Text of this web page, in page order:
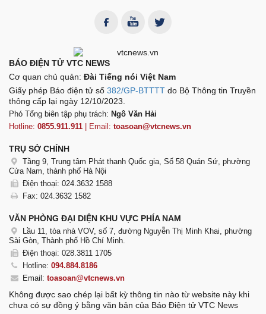
BÁO ĐIỆN TỬ VTC NEWS
Cơ quan chủ quản: Đài Tiếng nói Việt Nam
Giấy phép Báo điện tử số 382/GP-BTTTT do Bộ Thông tin Truyền
thông cấp lại ngày 12/10/2023.
Phó Tổng biên tập phụ trách: Ngô Văn Hải
Hotline: 0855.911.911 | Email: toasoan@vtcnews.vn
TRỤ SỞ CHÍNH
Tầng 9, Trung tâm Phát thanh Quốc gia, Số 58 Quán Sứ, phường
Cửa Nam, thành phố Hà Nội
Điện thoại: 024.3632 1588
Fax: 024.3632 1582
VĂN PHÒNG ĐẠI DIỆN KHU VỰC PHÍA NAM
Lầu 11, tòa nhà VOV, số 7, đường Nguyễn Thị Minh Khai, phường
Sài Gòn, Thành phố Hồ Chí Minh.
Điện thoại: 028.3811 1705
Hotline:094.884.8186
Email:toasoan@vtcnews.vn
Không được sao chép lại bất kỳ thông tin nào từ website này khi
chưa có sự đồng ý bằng văn bản của Báo Điện tử VTC News